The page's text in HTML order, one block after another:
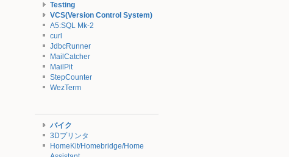
Testing
VCS(Version Control System)
A5:SQL Mk-2
curl
JdbcRunner
MailCatcher
MailPit
StepCounter
WezTerm
バイク
3Dプリンタ
HomeKit/Homebridge/Home